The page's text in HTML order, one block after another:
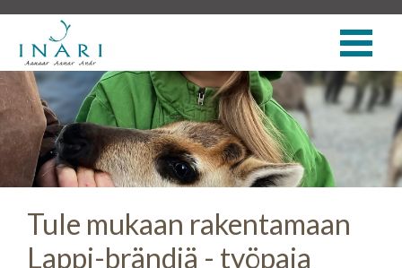
Tule mukaan rakentamaan
Lappi-brändiä - työpaja